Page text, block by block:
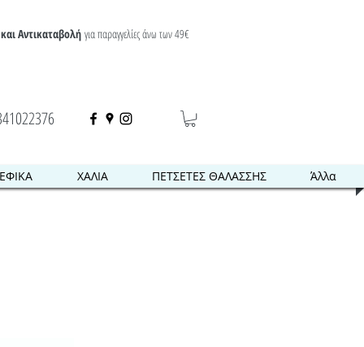
Αντικαταβολή για παραγγελίες άνω των 49€
ΧΑΛΙΑ ΠΕΤΣΕΤΕΣ ΘΑΛΑΣΣΗΣ Άλλα